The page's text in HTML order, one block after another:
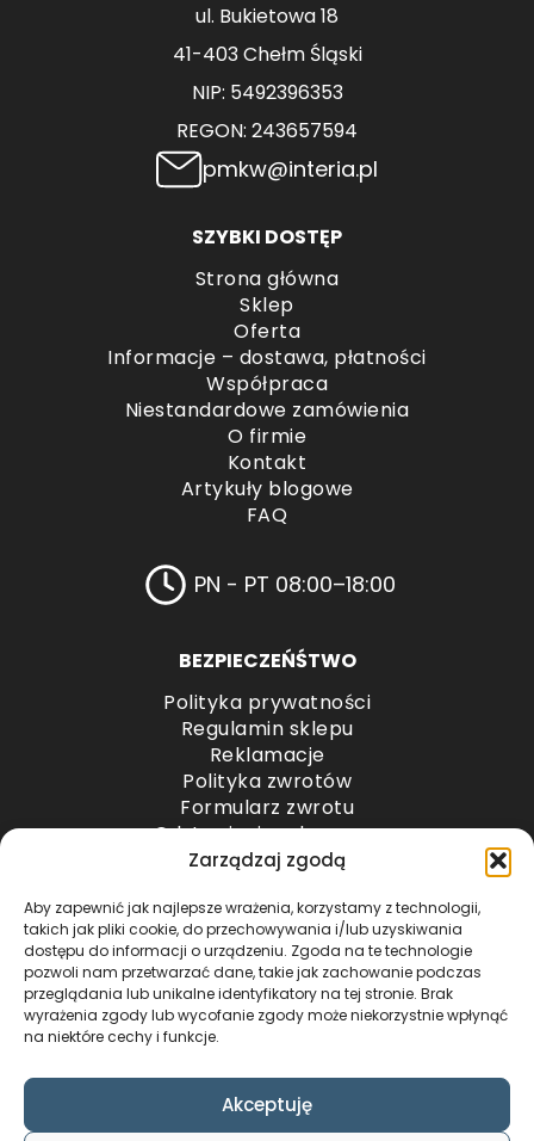
Zarządzaj zgodą
Aby zapewnić jak najlepsze wrażenia, korzystamy z technologii,
takich jak pliki cookie, do przechowywania i/lub uzyskiwania
dostępu do informacji o urządzeniu. Zgoda na te technologie
pozwoli nam przetwarzać dane, takie jak zachowanie podczas
przeglądania lub unikalne identyfikatory na tej stronie. Brak
wyrażenia zgody lub wycofanie zgody może niekorzystnie wpłynąć
na niektóre cechy i funkcje.
Akceptuję
ul. Bukietowa 18
41-403 Chełm Śląski
NIP: 5492396353
REGON: 243657594
pmkw@interia.pl
SZYBKI DOSTĘP
Strona główna
Sklep
Oferta
Informacje – dostawa, płatności
Współpraca
Niestandardowe zamówienia
O firmie
Kontakt
Artykuły blogowe
FAQ
PN - PT 08:00–18:00
BEZPIECZEŃŚTWO
Polityka prywatności
Regulamin sklepu
Reklamacje
Polityka zwrotów
Formularz zwrotu
Odstąpienie od umowy
Odstąpienie od umowy – przesyłki paletowe
METODY PŁATNOŚCI
COPYRIGHT © 2024 by ADWENTO ŁUKASZ